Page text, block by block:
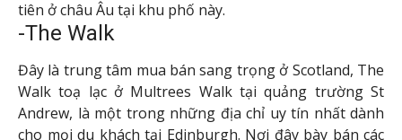
tiên ở châu Âu tại khu phố này.
-The Walk
Đây là trung tâm mua bán sang trọng ở Scotland, The
Walk toạ lạc ở Multrees Walk tại quảng trường St
Andrew, là một trong những địa chỉ uy tín nhất dành
cho mọi du khách tại Edinburgh. Nơi đây bày bán các